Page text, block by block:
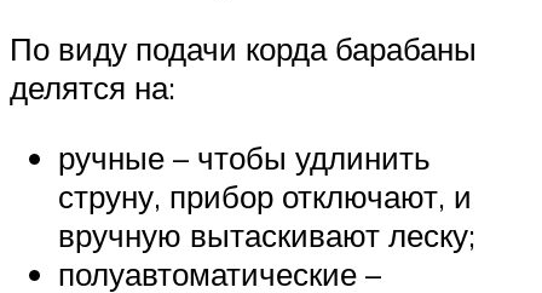
По виду подачи корда барабаны
делятся на:
ручные – чтобы удлинить
струну, прибор отключают, и
вручную вытаскивают леску;
полуавтоматические –